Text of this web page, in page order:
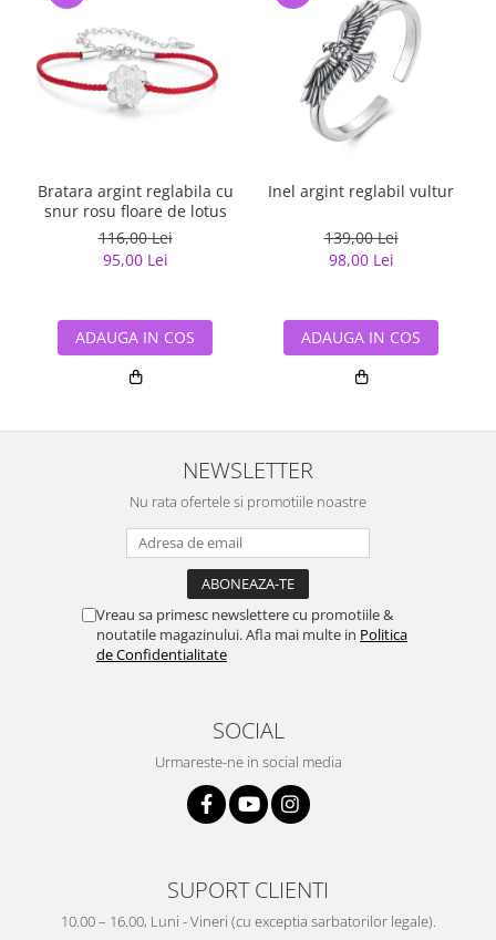
Bratara argint reglabila cu
snur rosu floare de lotus
116,00 Lei
95,00 Lei
ADAUGA IN COS
Inel argint reglabil vultur
139,00 Lei
98,00 Lei
ADAUGA IN COS
NEWSLETTER
Nu rata ofertele si promotiile noastre
Vreau sa primesc newslettere cu promotiile &
noutatile magazinului. Afla mai multe in Politica
de Confidentialitate
SOCIAL
Urmareste-ne in social media
SUPORT CLIENTI
10.00 – 16.00, Luni - Vineri (cu exceptia sarbatorilor legale).